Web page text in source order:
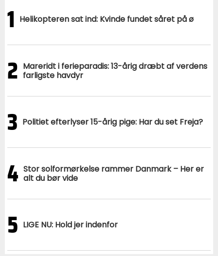
1 Helikopteren sat ind: Kvinde fundet såret på ø
2 Mareridt i ferieparadis: 13-årig dræbt af verdens
farligste havdyr
3 Politiet efterlyser 15-årig pige: Har du set Freja?
4 Stor solformørkelse rammer Danmark – Her er
alt du bør vide
5 LIGE NU: Hold jer indenfor